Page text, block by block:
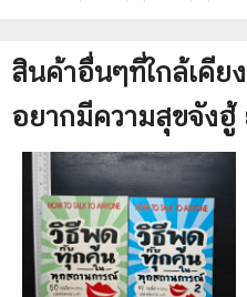
สินค้าอื่นๆที่ใกล้เคีย
อยากมีความสุขจังฮู้